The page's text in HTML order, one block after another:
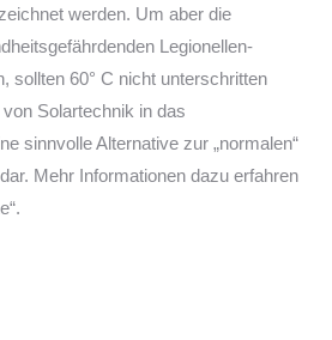
werden. Um aber die
Legionellen-
sollten 60° C nicht unterschritten
Solartechnik in das
sinnvolle Alternative zur „normalen“
Mehr Informationen dazu erfahren